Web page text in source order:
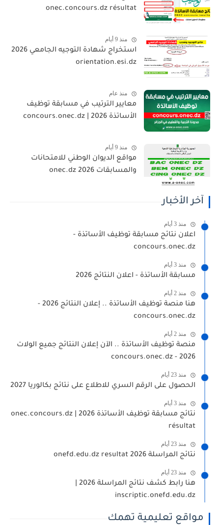
onec.concours.dz résultat
منذ 9 أيام
استخراج شهادة التوجيه الجامعي 2026
orientation.esi.dz
منذ عام
معايير الترتيب في مسابقة توظيف
الأساتذة 2026 | concours.onec.dz
منذ 9 أيام
مواقع الديوان الوطني للامتحانات
والمسابقات 2026 onec.dz
آخر الأخبار
منذ 3 أيام
اعلان نتائج مسابقة توظيف الأساتذة -
concours.onec.dz
منذ 3 أيام
مسابقة الأساتذة - اعلان النتائج 2026
منذ 2 أيام
هنا منصة توظيف الأساتذة .. إعلان النتائج 2026 -
concours.onec.dz
منذ 2 أيام
منصة توظيف الأساتذة .. الآن إعلان النتائج جميع الولات
2026 - concours.onec.dz
منذ 23 أيام
الحصول على الرقم السري للاطلاع على نتائج بكالوريا 2027
منذ 3 أيام
نتائج مسابقة توظيف الأساتذة 2026 | onec.concours.dz
résultat
منذ 23 أيام
نتائج المراسلة 2026 onefd.edu.dz resultat
منذ 23 أيام
هنا رابط كشف نتائج المراسلة 2026 |
inscriptic.onefd.edu.dz
مواقع تعليمية تهمك